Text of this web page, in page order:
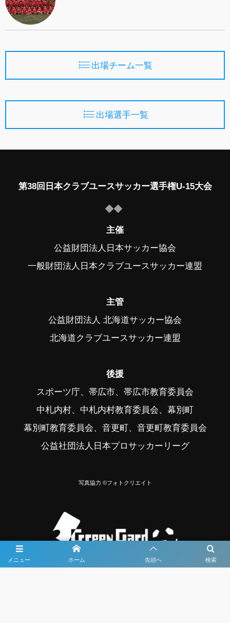
出場チーム一覧
出場選手一覧
メニュー 検索
ホーム 先頭へ
第38回日本クラブユースサッカー選手権U-15大会
主催
公益財団法人日本サッカー協会
一般財団法人日本クラブユースサッカー連盟
主管
公益財団法人 北海道サッカー協会
北海道クラブユースサッカー連盟
後援
スポーツ庁、帯広市、帯広市教育委員会
中札内村、中札内村教育委員会、幕別町
幕別町教育委員会、音更町、音更町教育委員会
公益社団法人日本プロサッカーリーグ
写真協力 ©フォトクリエイト